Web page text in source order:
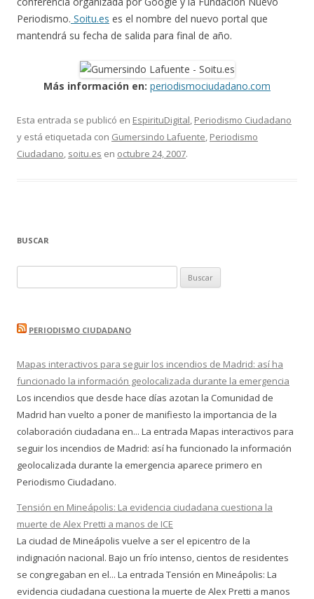
Periodismo. Soitu.es es el nombre del nuevo portal que
mantendrá su fecha de salida para final de año.
Más información en: periodismociudadano.com
Esta entrada se publicó en EspirituDigital, Periodismo Ciudadano
y está etiquetada con Gumersindo Lafuente, Periodismo
Ciudadano, soitu.es en octubre 24, 2007.
BUSCAR
PERIODISMO CIUDADANO
Mapas interactivos para seguir los incendios de Madrid: así ha
funcionado la información geolocalizada durante la emergencia
Los incendios que desde hace días azotan la Comunidad de
Madrid han vuelto a poner de manifiesto la importancia de la
colaboración ciudadana en... La entrada Mapas interactivos para
seguir los incendios de Madrid: así ha funcionado la información
geolocalizada durante la emergencia aparece primero en
Periodismo Ciudadano.
Tensión en Mineápolis: La evidencia ciudadana cuestiona la
muerte de Alex Pretti a manos de ICE
La ciudad de Mineápolis vuelve a ser el epicentro de la
indignación nacional. Bajo un frío intenso, cientos de residentes
se congregaban en el... La entrada Tensión en Mineápolis: La
evidencia ciudadana cuestiona la muerte de Alex Pretti a manos